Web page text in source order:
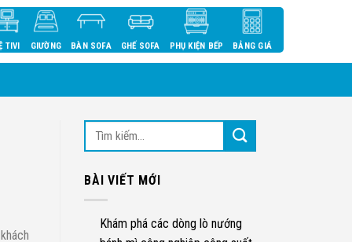
TIVI GIƯỜNG BÀN SOFA GHẾ SOFA PHỤ KIỆN BẾP BẢNG GIÁ
BÀI VIẾT MỚI
Khám phá các dòng lò nướng